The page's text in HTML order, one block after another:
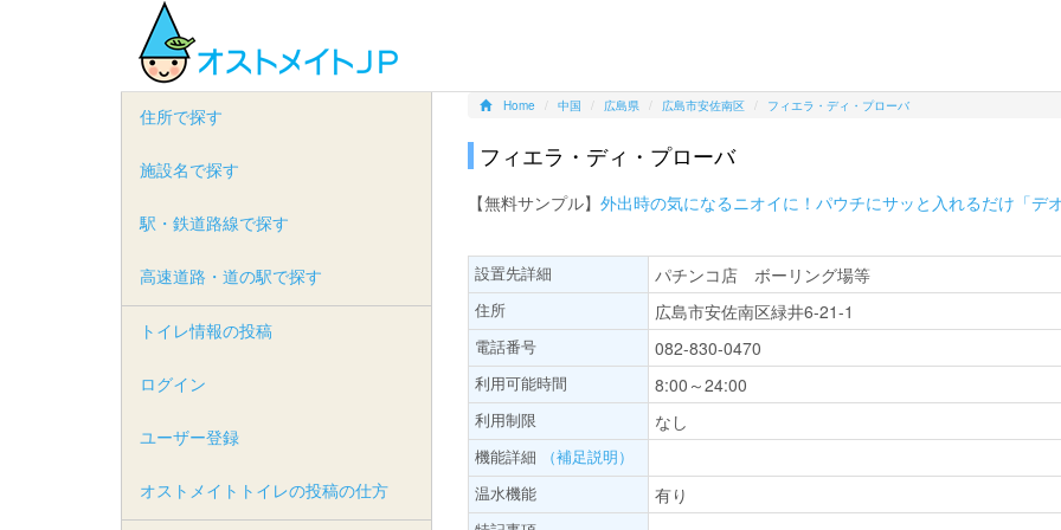
Home 中国 広島県 広島市安佐南区 フィエラ・ディ・プローバ
フィエラ・ディ・プローバ
【無料サンプル】 外出時の気になるニオイに！パウチにサッと入れるだけ「デ
設置先詳細 パチンコ店 ボーリング場等
住所 広島市安佐南区緑井6-21-1
電話番号 082-830-0470
利用可能時間 8:00～24:00
利用制限 なし
機能詳細
（補足説明）
温水機能
有り
住所で探す
施設名で探す
駅・鉄道路線で探す
高速道路・道の駅で探す
トイレ情報の投稿
ログイン
ユーザー登録
オストメイトトイレの投稿の仕方